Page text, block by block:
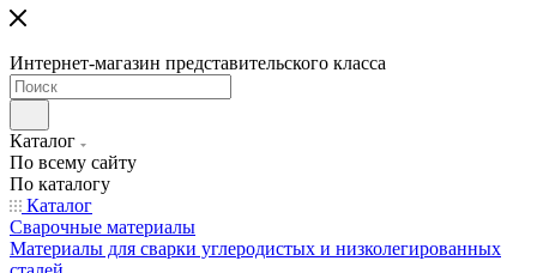
Интернет-магазин представительского класса
Каталог
По всему сайту
По каталогу
Каталог
Сварочные материалы
Материалы для сварки углеродистых и низколегированных